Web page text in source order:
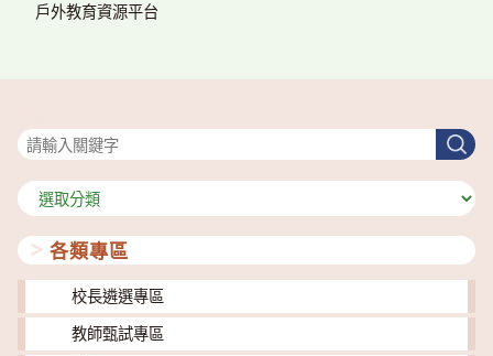
戶外教育資源平台
搜
尋
分
類
各類專區
校長遴選專區
教師甄試專區